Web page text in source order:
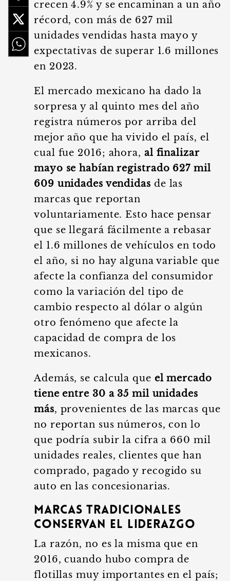
crecen 4.9% y se encaminan a un año
récord, con más de 627 mil
unidades vendidas hasta mayo y
expectativas de superar 1.6 millones
en 2023.
El mercado mexicano ha dado la
sorpresa y al quinto mes del año
registra números por arriba del
mejor año que ha vivido el país, el
cual fue 2016; ahora, al finalizar
mayo se habían registrado 627 mil
609 unidades vendidas de las
marcas que reportan
voluntariamente. Esto hace pensar
que se llegará fácilmente a rebasar
el 1.6 millones de vehículos en todo
el año, si no hay alguna variable que
afecte la confianza del consumidor
como la variación del tipo de
cambio respecto al dólar o algún
otro fenómeno que afecte la
capacidad de compra de los
mexicanos.
Además, se calcula que el mercado
tiene entre 30 a 35 mil unidades
más, provenientes de las marcas que
no reportan sus números, con lo
que podría subir la cifra a 660 mil
unidades reales, clientes que han
comprado, pagado y recogido su
auto en las concesionarias.
Marcas tradicionales
conservan el liderazgo
La razón, no es la misma que en
2016, cuando hubo compra de
flotillas muy importantes en el país;